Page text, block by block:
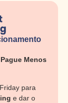
Menos
para
e dar o